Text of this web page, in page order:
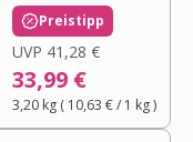
Preistipp
UVP 41,28 €
33,99 €
3,20 kg( 10,63 €/ 1 kg)